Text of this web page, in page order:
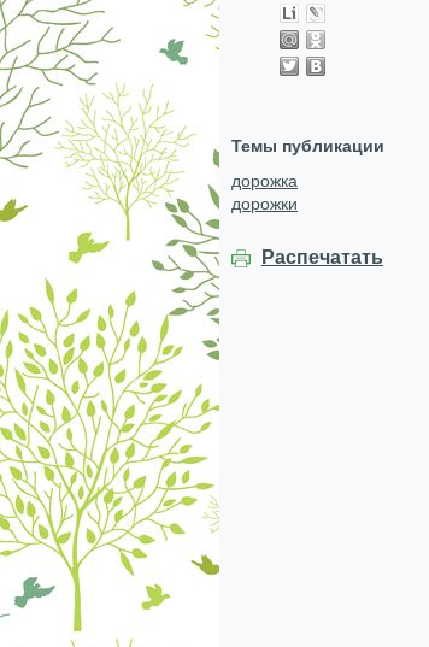
Темы публикации
дорожка
дорожки
Распечатать